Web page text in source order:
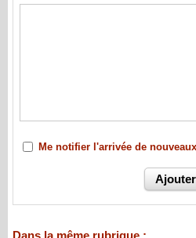
Me notifier l'arrivée de
Dans la même rubrique :